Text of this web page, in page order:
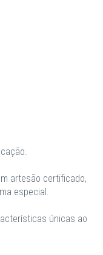
artesão certificado,
especial.
únicas ao